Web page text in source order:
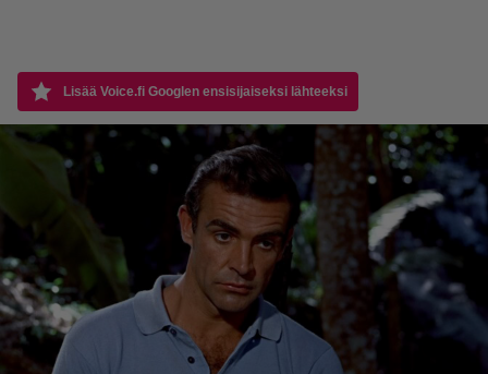
Lisää Voice.fi Googlen ensisijaiseksi lähteeksi